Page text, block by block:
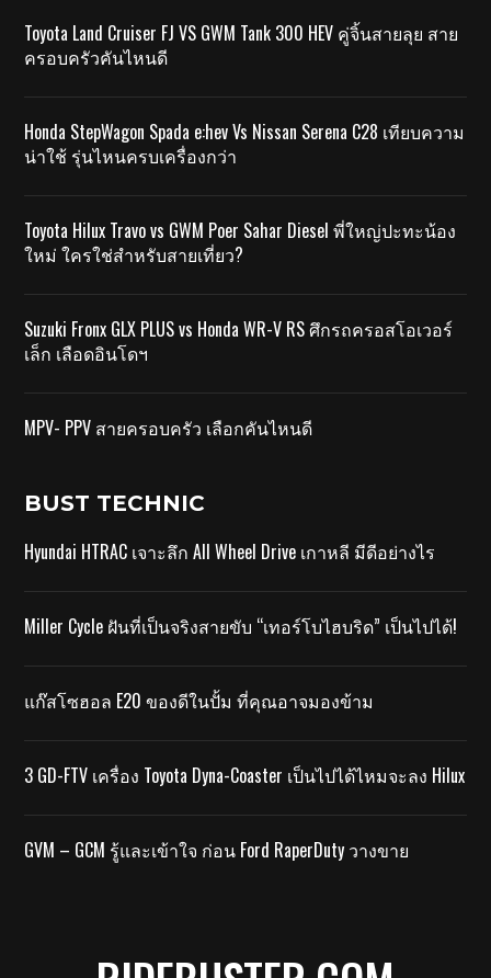
Toyota Land Cruiser FJ VS GWM Tank 300 HEV คู่จิ้นสายลุย สาย
ครอบครัวคันไหนดี
Honda StepWagon Spada e:hev Vs Nissan Serena C28 เทียบความ
น่าใช้ รุ่นไหนครบเครื่องกว่า
Toyota Hilux Travo vs GWM Poer Sahar Diesel พี่ใหญ่ปะทะน้อง
ใหม่ ใครใช่สำหรับสายเที่ยว?
Suzuki Fronx GLX PLUS vs Honda WR-V RS ศึกรถครอสโอเวอร์
เล็ก เลือดอินโดฯ
MPV- PPV สายครอบครัว เลือกคันไหนดี
BUST TECHNIC
Hyundai HTRAC เจาะลึก All Wheel Drive เกาหลี มีดีอย่างไร
Miller Cycle ฝันที่เป็นจริงสายขับ “เทอร์โบไฮบริด” เป็นไปได้!
แก๊สโซฮอล E20 ของดีในปั้ม ที่คุณอาจมองข้าม
3 GD-FTV เครื่อง Toyota Dyna-Coaster เป็นไปได้ไหมจะลง Hilux
GVM – GCM รู้และเข้าใจ ก่อน Ford RaperDuty วางขาย